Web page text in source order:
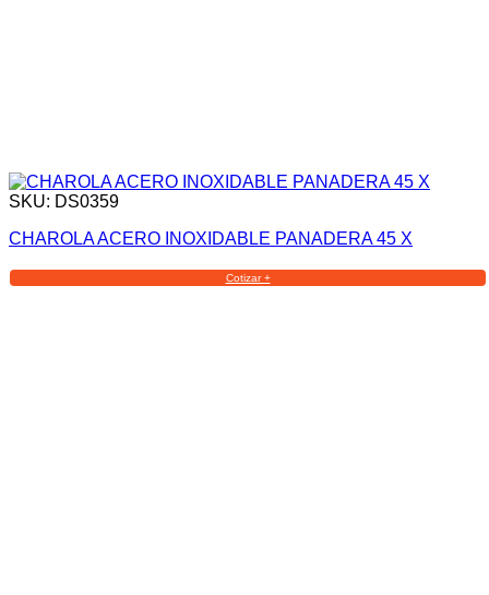
SKU: DS0359
CHAROLA ACERO INOXIDABLE PANADERA 45 X
Cotizar +